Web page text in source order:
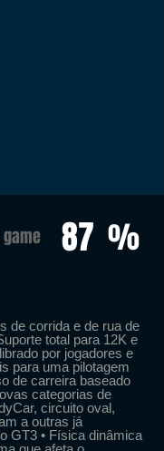
87 %
de corrida e de rua de
total para 12K e
por jogadores e
para uma pilotagem
de carreira baseado
categorias de
circuito oval,
a outras já
GT3 • Física dinâmica